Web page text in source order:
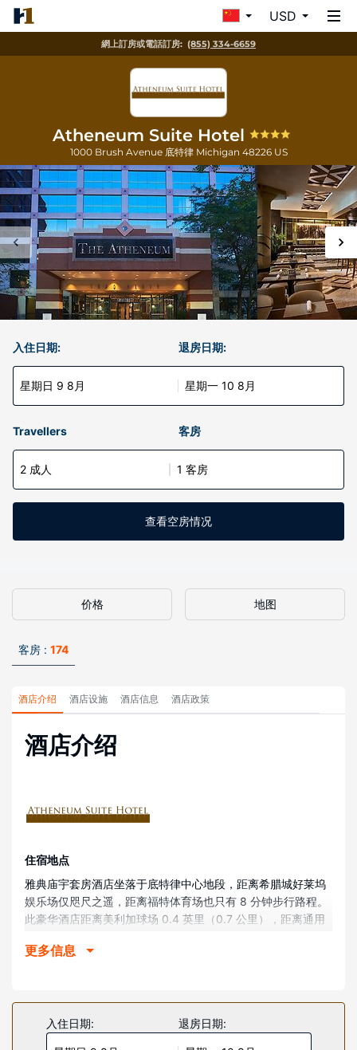
USD
網上訂房或電話訂房: (855) 334-6659
Atheneum Suite Hotel
1000 Brush Avenue 底特律 Michigan 48226 US
入住日期:
星期日 9 8月
退房日期:
星期一 10 8月
Travellers 客房
2 成人 1 客房
查看空房情况
价格 地图
客房 : 174
酒店介绍 酒店设施 酒店信息 酒店政策
酒店介绍
住宿地点
雅典庙宇套房酒店坐落于底特律中心地段，距离希腊城好莱坞
娱乐场仅咫尺之遥，距离福特体育场也只有 8 分钟步行路程。
此豪华酒店距离美利加球场 0.4 英里（0.7 公里），距离通用
客房
到家的舒适。提供免费无线网络，方便您与朋友保持联系；有
线频道可满足您的娱乐需求。浴室提供淋浴/盆浴组合、免费洗
浴用品和吹风机。便利设施包括电话，以及保险箱和书桌。
更多信息
入住日期: 退房日期: